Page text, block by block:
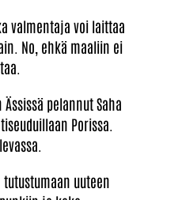
valmentaja voi laittaa
No, ehkä maaliin ei
pelannut Saha
Porissa.
uuteen